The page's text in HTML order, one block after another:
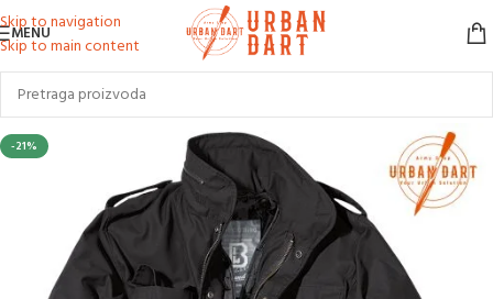
Skip to navigation
Skip to main content
MENU
-21%